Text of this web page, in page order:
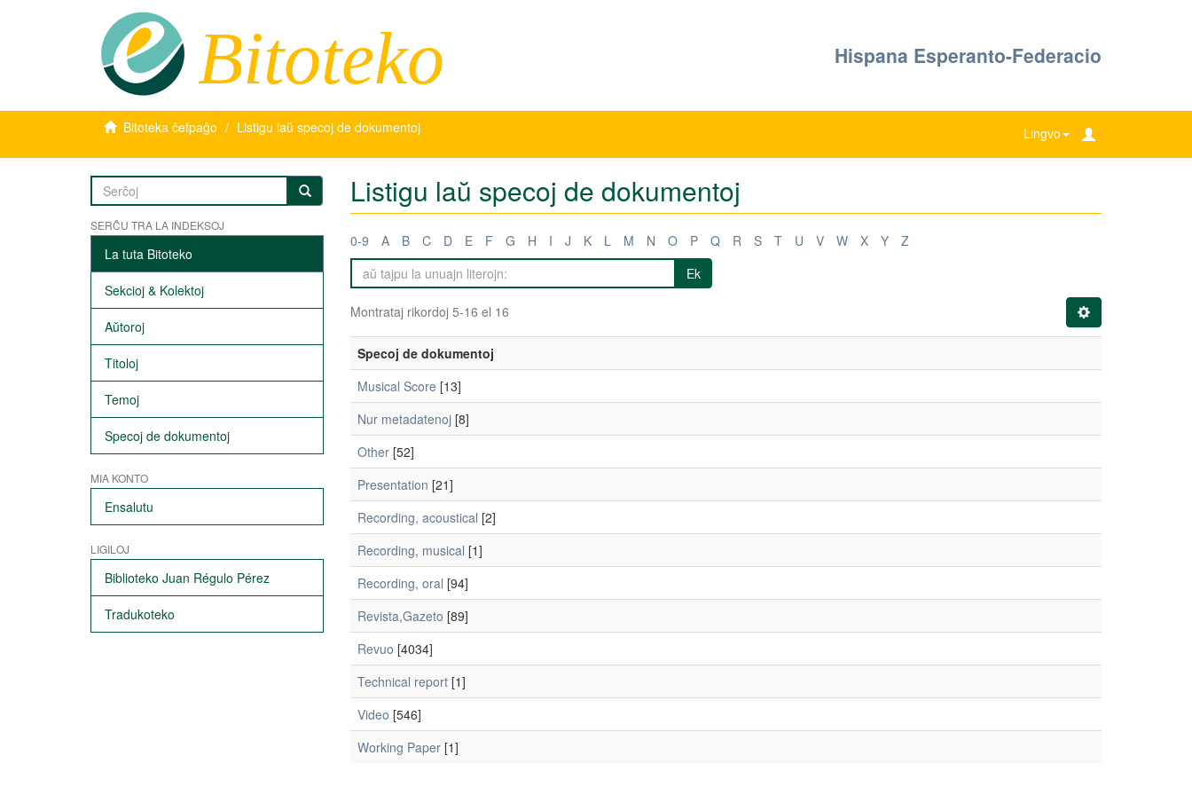
Bitoteko Hispana Esperanto-Federacio
Bitoteka ĉefpaĝo Listigu laŭ specoj de dokumentoj Lingvo
SERĈU TRA LA INDEKSOJ
La tuta Bitoteko
Sekcioj & Kolektoj
Aŭtoroj
Titoloj
Temoj
Specoj de dokumentoj
MIA KONTO
Ensalutu
LIGILOJ
Biblioteko Juan Régulo Pérez
Tradukoteko
Listigu laŭ specoj de dokumentoj
0-9 A B C D E F G H I J K L M N O P Q R S T U V W X Y
Z
Ek
Montrataj rikordoj 5-16 el 16
Specoj de dokumentoj
Musical Score [13]
Nur metadatenoj[8]
Other[52]
Presentation [21]
Recording, acoustical [2]
Recording, musical [1]
Recording, oral [94]
Revista,Gazeto [89]
Revuo [4034]
Technical report[1]
Video [546]
Working Paper[1]